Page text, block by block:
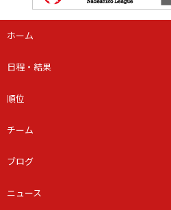
ホーム
日程・結果
順位
チーム
ブログ
ニュース